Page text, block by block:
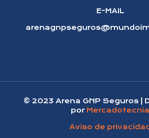
E-MAIL
© 2023 Arena GNP Seguros |
por Mercadotecnia
Aviso de privacidad